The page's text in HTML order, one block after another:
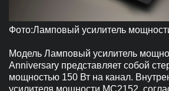
Фото:Ламповый усилитель
Модель Ламповый усилитель
Anniversary представляет собой
мощностью 150 Вт на канал.
усилителя мощности MC2152,